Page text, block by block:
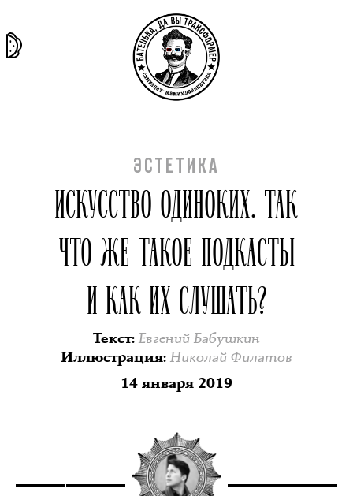
ЭСТЕТИКА
ИСКУССТВО ОДИНОКИХ. ТАК
ЧТО ЖЕ ТАКОЕ ПОДКАСТЫ
И КАК ИХ СЛУШАТЬ?
Текст: Евгений Бабушкин
Иллюстрация: Николай Филатов
14 января 2019